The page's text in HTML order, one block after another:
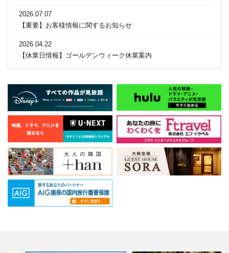
2026.07.07
【重要】お客様情報に関するお知らせ
2026.04.22
【休業日情報】ゴールデンウィーク休業案内